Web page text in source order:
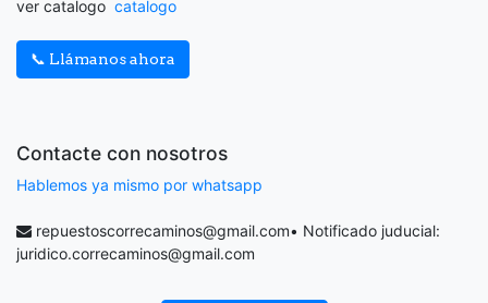
ver catalogo catalogo
📞 Llámanos ahora
Contacte con nosotros
Hablemos ya mismo por whatsapp
repuestoscorrecaminos@gmail.com• Notificado juducial:
juridico.correcaminos@gmail.com